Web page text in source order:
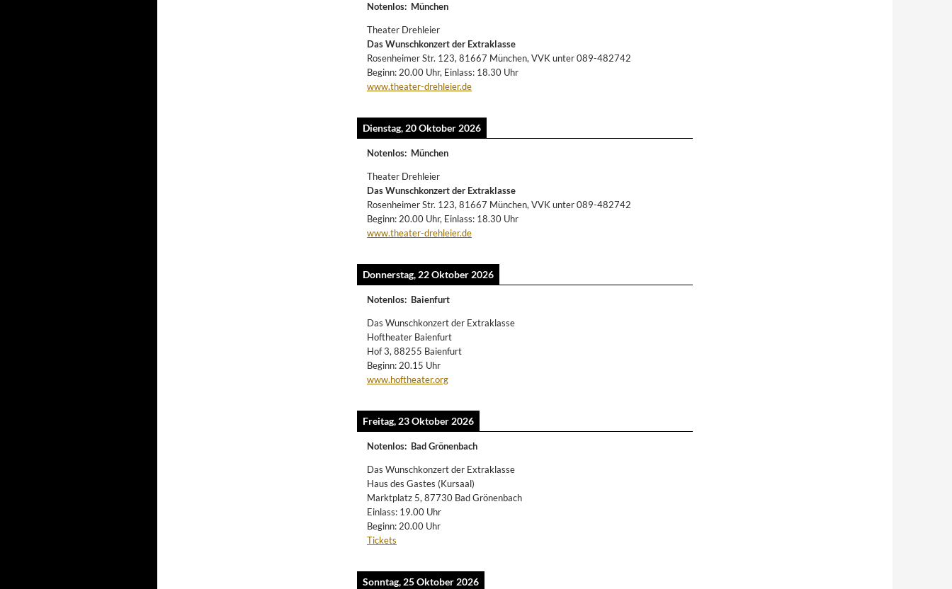
Notenlos: München
Theater Drehleier
Das Wunschkonzert der Extraklasse
Rosenheimer Str. 123, 81667 München, VVK unter 089-482742
Beginn: 20.00 Uhr, Einlass: 18.30 Uhr
www.theater-drehleier.de
Dienstag, 20 Oktober 2026
Notenlos: München
Theater Drehleier
Das Wunschkonzert der Extraklasse
Rosenheimer Str. 123, 81667 München, VVK unter 089-482742
Beginn: 20.00 Uhr, Einlass: 18.30 Uhr
www.theater-drehleier.de
Donnerstag, 22 Oktober 2026
Notenlos: Baienfurt
Das Wunschkonzert der Extraklasse
Hoftheater Baienfurt
Hof 3, 88255 Baienfurt
Beginn: 20.15 Uhr
www.hoftheater.org
Freitag, 23 Oktober 2026
Notenlos: Bad Grönenbach
Das Wunschkonzert der Extraklasse
Haus des Gastes (Kursaal)
Marktplatz 5, 87730 Bad Grönenbach
Einlass: 19.00 Uhr
Beginn: 20.00 Uhr
Tickets
Sonntag, 25 Oktober 2026